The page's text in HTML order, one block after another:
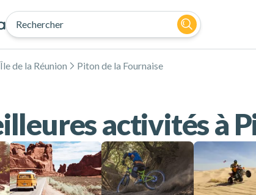
Rechercher
Île de la Réunion Piton de la Fournaise
activités à